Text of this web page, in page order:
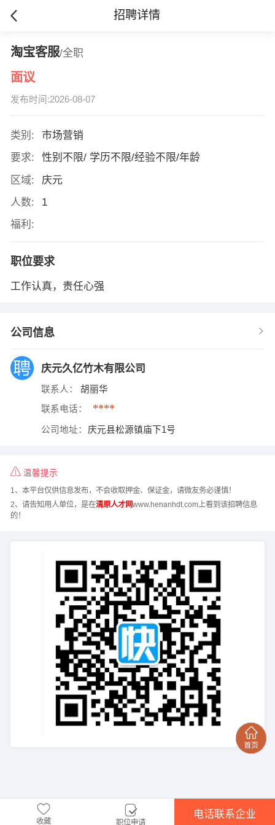
招聘详情
淘宝客服/全职
面议
发布时间:2026-08-07
类别:
市场营销
要求:
性别不限/ 学历不限/经验不限/年龄
区域:
庆元
人数:
1
福利:
职位要求
工作认真，责任心强
公司信息
庆元久亿竹木有限公司
联系人： 胡丽华
联系电话： ****
公司地址： 庆元县松源镇庙下1号
温馨提示
1、本平台仅供信息发布，不会收取押金、保证金，请微友务必谨慎！
2、请告知用人单位，是在清原人才网www.henanhdt.com上看到该招聘信息
的！
收藏 职位申请
电话联系企业